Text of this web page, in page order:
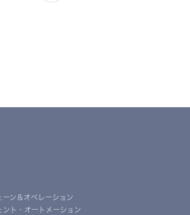
ーン＆オペレーション
ント・オートメーション